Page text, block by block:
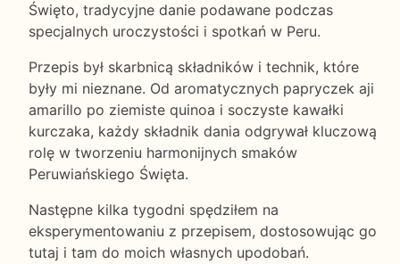
Święto, tradycyjne danie podawane podczas
specjalnych uroczystości i spotkań w Peru.
Przepis był skarbnicą składników i technik, które
były mi nieznane. Od aromatycznych papryczek aji
amarillo po ziemiste quinoa i soczyste kawałki
kurczaka, każdy składnik dania odgrywał kluczową
rolę w tworzeniu harmonijnych smaków
Peruwiańskiego Święta.
Następne kilka tygodni spędziłem na
eksperymentowaniu z przepisem, dostosowując go
tutaj i tam do moich własnych upodobań.